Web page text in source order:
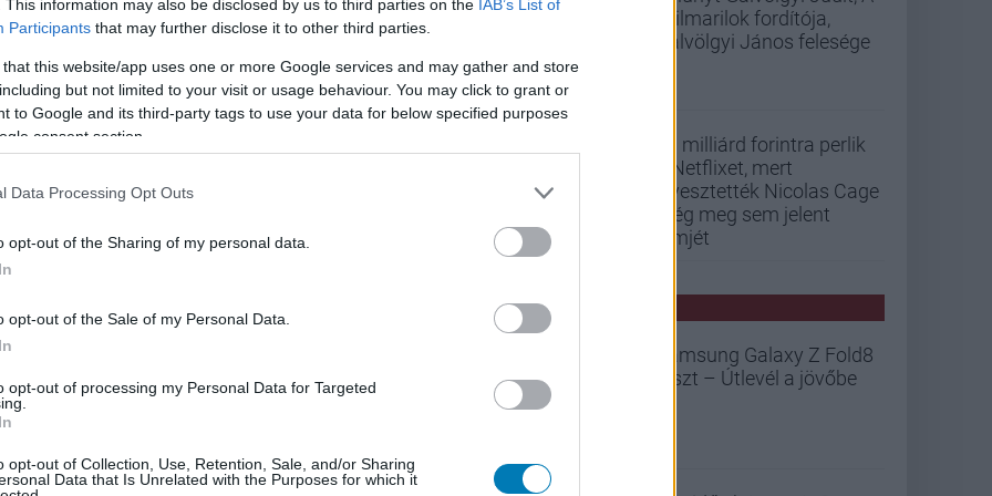
This information may also be disclosed by us to third parties on the IAB’s List of
Participants that may further disclose it to other third parties.
that this website/app uses one or more Google services and may gather and store
but not limited to your visit or usage behaviour. You may click to grant or
to Google and its third-party tags to use your data for below specified purposes
consent section.
Data Processing Opt Outs
opt-out of the Sharing of my personal data.
opt-out of the Sale of my Personal Data.
opt-out of processing my Personal Data for Targeted
opt-out of Collection, Use, Retention, Sale, and/or Sharing
Data that Is Unrelated with the Purposes for which it
okkal cross-overező játék univerzuma most a
jut a gyilkos szerepe, míg a túlélőkhöz Dustin
amelyben a játékosok ismét apróra zsugorodva
között. Az egyedül vagy kooperatív módban
Community Garden (közösségi kert) biommal, ahol
várnak a játékosokra.
Free Play Days alatt elért eredmények, Gamerscore
a játékok teljes verzióiba, amennyiben úgy
- 11 490 forint (17 680 helyett)
szilmarilok fordítója,
Gálvölgyi János felesége
33 milliárd forintra perlik
a Netflixet, mert
elvesztették Nicolas Cage
még meg sem jelent
filmjét
PCW HÍREK
Samsung Galaxy Z Fold8
teszt – Útlevél a jövőbe